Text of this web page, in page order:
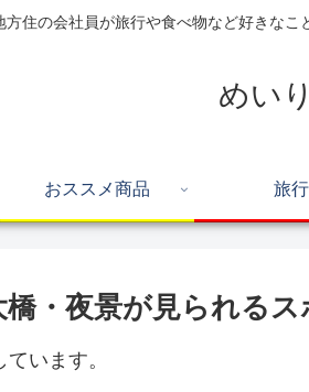
方住の会社員が旅行や食べ物など好きなこ
めい
おススメ商品 旅行
・夜景が見られる
います。